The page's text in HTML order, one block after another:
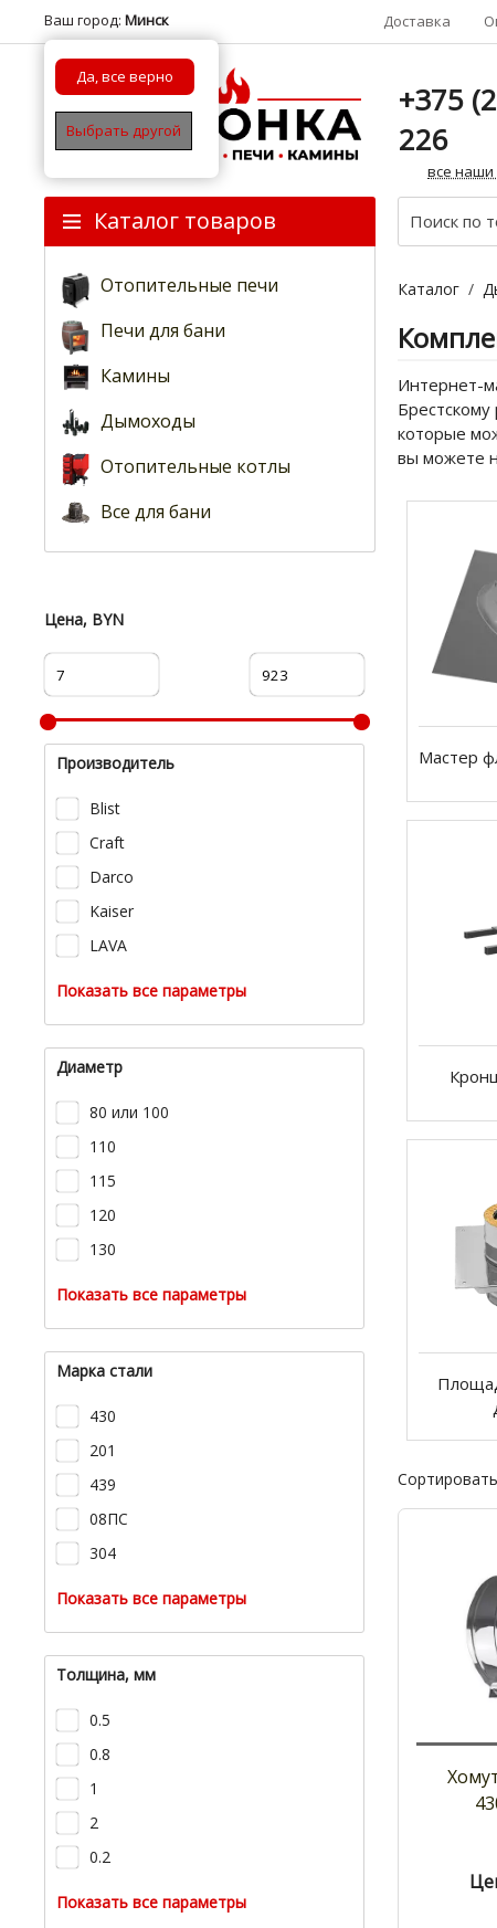
Ваш город: Минск
Да, все верно
Выбрать другой
Доставка
+375
226
все наши
Каталог товаров
Отопительные печи
Печи для бани
Камины
Дымоходы
Отопительные котлы
Все для бани
Цена, BYN
Производитель
Blist
Craft
Darco
Kaiser
LAVA
Показать все параметры
Диаметр
80 или 100
110
115
120
130
Показать все параметры
Марка стали
430
201
439
08ПС
304
Показать все параметры
Толщина, мм
0.5
0.8
1
2
0.2
Показать все параметры
Каталог /
Интернет-
которые
вы можете
Мастер